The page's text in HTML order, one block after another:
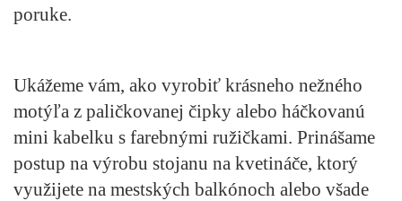
poruke.
Ukážeme vám, ako vyrobiť krásneho nežného
motýľa z paličkovanej čipky alebo háčkovanú
mini kabelku s farebnými ružičkami. Prinášame
postup na výrobu stojanu na kvetináče, ktorý
využijete na mestských balkónoch alebo všade